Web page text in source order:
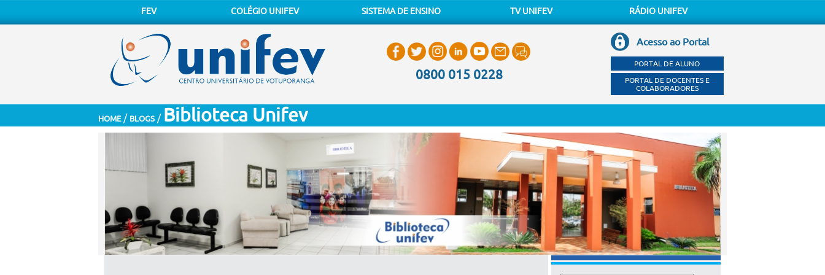
FEV COLÉGIO UNIFEV SISTEMA DE ENSINO TV UNIFEV RÁDIO UNIFEV
0800 015 0228
Acesso ao Portal
PORTAL DE ALUNO
PORTAL DE DOCENTES E
COLABORADORES
HOME/ BLOGS / Biblioteca Unifev